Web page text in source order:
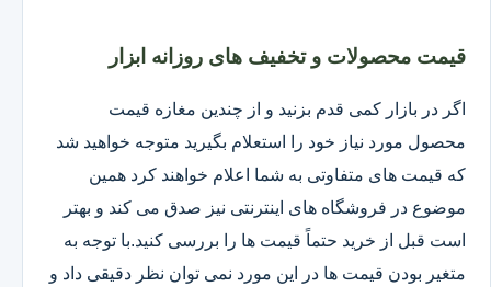
قیمت محصولات و تخفیف های روزانه ابزار
اگر در بازار کمی قدم بزنید و از چندین مغازه قیمت
محصول مورد نیاز خود را استعلام بگیرید متوجه خواهید شد
که قیمت های متفاوتی به شما اعلام خواهند کرد همین
موضوع در فروشگاه های اینترنتی نیز صدق می کند و بهتر
است قبل از خرید حتماً قیمت ها را بررسی کنید.با توجه به
متغیر بودن قیمت ها در این مورد نمی توان نظر دقیقی داد و